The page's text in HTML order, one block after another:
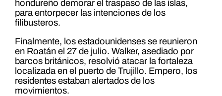
hondureño demorar el traspaso de las islas,
para entorpecer las intenciones de los
filibusteros.
Finalmente, los estadounidenses se reunieron
en Roatán el 27 de julio. Walker, asediado por
barcos británicos, resolvió atacar la fortaleza
localizada en el puerto de Trujillo. Empero, los
residentes estaban alertados de los
movimientos.